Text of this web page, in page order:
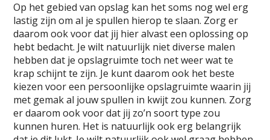
Op het gebied van opslag kan het soms nog wel erg
lastig zijn om al je spullen hierop te slaan. Zorg er
daarom ook voor dat jij hier alvast een oplossing op
hebt bedacht. Je wilt natuurlijk niet diverse malen
hebben dat je opslagruimte toch net weer wat te
krap schijnt te zijn. Je kunt daarom ook het beste
kiezen voor een persoonlijke opslagruimte waarin jij
met gemak al jouw spullen in kwijt zou kunnen. Zorg
er daarom ook voor dat jij zo’n soort type zou
kunnen huren. Het is natuurlijk ook erg belangrijk